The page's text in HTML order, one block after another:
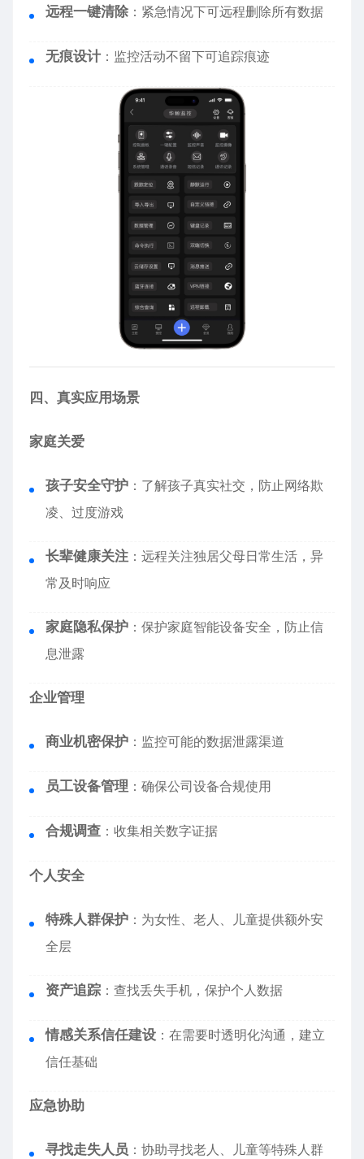
远程一键清除 ：紧急情况下可远程删除所有数据
无痕设计 ：监控活动不留下可追踪痕迹
四、真实应用场景
家庭关爱
孩子安全守护 ：了解孩子真实社交，防止网络欺
凌、过度游戏
长辈健康关注 ：远程关注独居父母日常生活，异
常及时响应
家庭隐私保护 ：保护家庭智能设备安全，防止信
息泄露
企业管理
商业机密保护 ：监控可能的数据泄露渠道
员工设备管理 ：确保公司设备合规使用
合规调查 ：收集相关数字证据
个人安全
特殊人群保护 ：为女性、老人、儿童提供额外安
全层
资产追踪 ：查找丢失手机，保护个人数据
情感关系信任建设 ：在需要时透明化沟通，建立
信任基础
应急协助
寻找走失人员 ：协助寻找老人、儿童等特殊人群